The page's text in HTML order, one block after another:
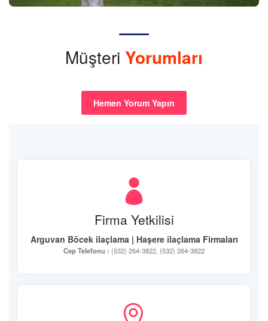
Müşteri Yorumları
Hemen Yorum Yapın
Firma Yetkilisi
Arguvan Böcek ilaçlama | Haşere ilaçlama Firmaları
Cep Telefonu : (532) 264-3822, (532) 264-3822